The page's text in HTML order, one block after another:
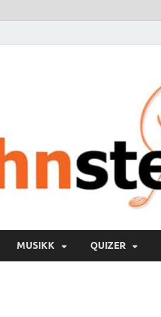
MUSIKK QUIZER